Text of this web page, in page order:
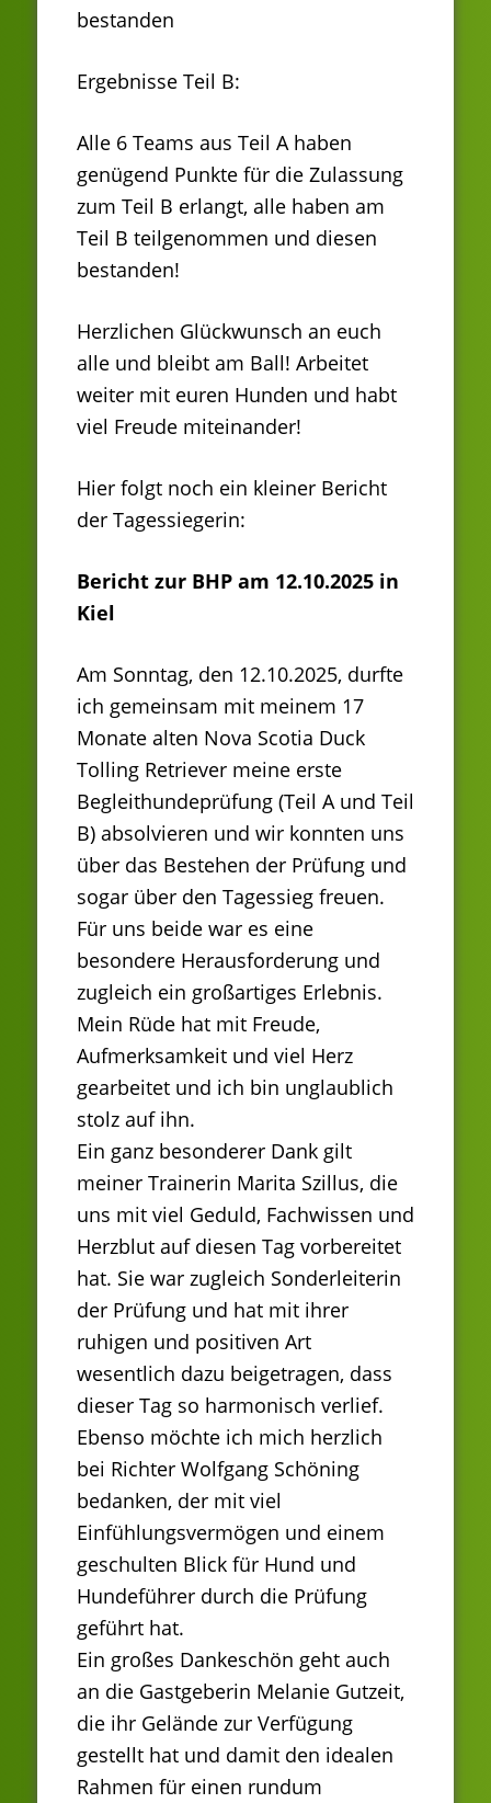
bestanden
Ergebnisse Teil B:
Alle 6 Teams aus Teil A haben
genügend Punkte für die Zulassung
zum Teil B erlangt, alle haben am
Teil B teilgenommen und diesen
bestanden!
Herzlichen Glückwunsch an euch
alle und bleibt am Ball! Arbeitet
weiter mit euren Hunden und habt
viel Freude miteinander!
Hier folgt noch ein kleiner Bericht
der Tagessiegerin:
Bericht zur BHP am 12.10.2025 in
Kiel
Am Sonntag, den 12.10.2025, durfte
ich gemeinsam mit meinem 17
Monate alten Nova Scotia Duck
Tolling Retriever meine erste
Begleithundeprüfung (Teil A und Teil
B) absolvieren und wir konnten uns
über das Bestehen der Prüfung und
sogar über den Tagessieg freuen.
Für uns beide war es eine
besondere Herausforderung und
zugleich ein großartiges Erlebnis.
Mein Rüde hat mit Freude,
Aufmerksamkeit und viel Herz
gearbeitet und ich bin unglaublich
stolz auf ihn.
Ein ganz besonderer Dank gilt
meiner Trainerin Marita Szillus, die
uns mit viel Geduld, Fachwissen und
Herzblut auf diesen Tag vorbereitet
hat. Sie war zugleich Sonderleiterin
der Prüfung und hat mit ihrer
ruhigen und positiven Art
wesentlich dazu beigetragen, dass
dieser Tag so harmonisch verlief.
Ebenso möchte ich mich herzlich
bei Richter Wolfgang Schöning
bedanken, der mit viel
Einfühlungsvermögen und einem
geschulten Blick für Hund und
Hundeführer durch die Prüfung
geführt hat.
Ein großes Dankeschön geht auch
an die Gastgeberin Melanie Gutzeit,
die ihr Gelände zur Verfügung
gestellt hat und damit den idealen
Rahmen für einen rundum